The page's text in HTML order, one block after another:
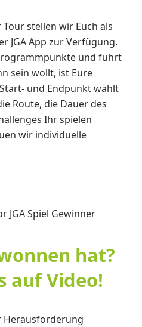
stellen wir Euch als
JGA App zur Verfügung.
und führt
sein wollt, ist Eure
und Endpunkt wählt
Route, die Dauer des
Ihr spielen
wir individuelle
hat?
auf Video!
Herausforderung